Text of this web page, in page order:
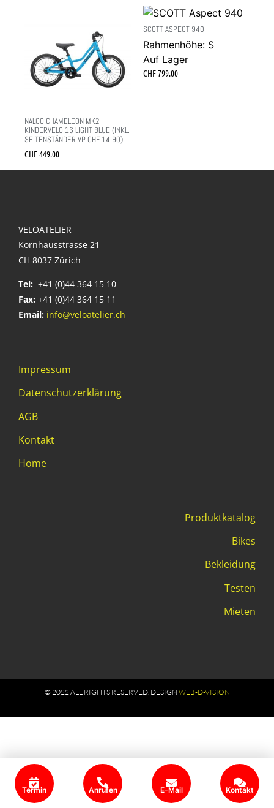
NALOO CHAMELEON MK2
KINDERVELO 16 LIGHT BLUE (INKL.
SEITENSTÄNDER VP CHF 14.90)
CHF449.00
SCOTT ASPECT 940
Rahmenhöhe: S
Auf Lager
CHF799.00
VELOATELIER
Kornhausstrasse 21
CH 8037 Zürich
Tel: +41 (0)44 364 15 10
Fax: +41 (0)44 364 15 11
Email: info@veloatelier.ch
Impressum
Datenschutzerklärung
AGB
Kontakt
Home
Produktkatalog
Bikes
Bekleidung
Testen
Mieten
© 2022 ALL RIGHTS RESERVED​. DESIGN WEB-D-VISION
Termin Anrufen E-Mail Kontakt